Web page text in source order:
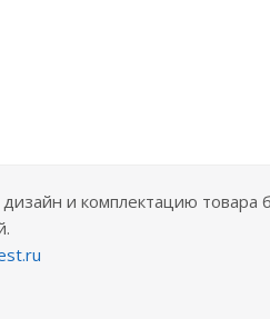
и комплектацию товара